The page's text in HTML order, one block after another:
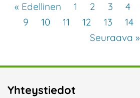
« Edellinen 1 2 3 4
9
10 11 12 13 14
Seuraava »
Yhteystiedot